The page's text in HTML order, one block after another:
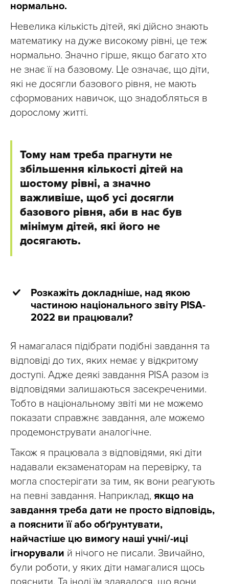
нормально.
Невелика кількість дітей, які дійсно знають
математику на дуже високому рівні, це теж
нормально. Значно гірше, якщо багато хто
не знає її на базовому. Це означає, що діти,
які не досягли базового рівня, не мають
сформованих навичок, що знадобляться в
дорослому житті.
Тому нам треба прагнути не
збільшення кількості дітей на
шостому рівні, а значно
важливіше, щоб усі досягли
базового рівня, аби в нас був
мінімум дітей, які його не
досягають.
Розкажіть докладніше, над якою
частиною національного звіту PISA-
2022 ви працювали?
Я намагалася підібрати подібні завдання та
відповіді до тих, яких немає у відкритому
доступі. Адже деякі завдання PISA разом із
відповідями залишаються засекреченими.
Тобто в національному звіті ми не можемо
показати справжнє завдання, але можемо
продемонструвати аналогічне.
Також я працювала з відповідями, які діти
надавали екзаменаторам на перевірку, та
могла спостерігати за тим, як вони реагують
на певні завдання. Наприклад, якщо на
завдання треба дати не просто відповідь,
а пояснити її або обґрунтувати,
найчастіше цю вимогу наші учні/-иці
ігнорували й нічого не писали. Звичайно,
були роботи, у яких діти намагалися щось